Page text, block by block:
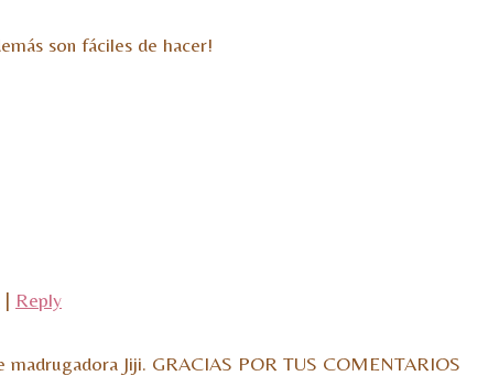
son fáciles de hacer!
| Reply
madrugadora Jiji. GRACIAS POR TUS COMENTARIOS